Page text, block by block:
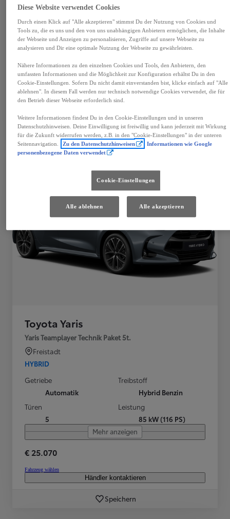
Automatik
Benzin
Türen
5
Leistung
164 kW (223 PS)
Mehr anzeigen
€ 39.990
Fahrzeug wählen
Speichern
Toyota Yaris
Yaris Teamplayer Technik Paket 5t.
Freistadt
HYBRID
Getriebe
Automatik
Treibstoff
Hybrid Benzin
Türen
5
Leistung
85 kW (116 PS)
Mehr anzeigen
€ 25.070
Fahrzeug wählen
Händler kontaktieren
Speichern
Diese Website verwendet Cookies
Durch einen Klick auf "Alle akzeptieren" stimmst Du der Nutzung von Cookies und
Tools zu, die es uns und den von uns unabhängigen Anbietern ermöglichen, die Inhalte
der Webseite und Anzeigen zu personalisieren, Zugriffe auf unsere Webseite zu
analysieren und Dir eine optimale Nutzung der Webseite zu gewährleisten.
Nähere Informationen zu den einzelnen Cookies und Tools, den Anbietern, den
umfassten Informationen und die Möglichkeit zur Konfiguration erhältst Du in den
Cookie-Einstellungen. Sofern Du nicht damit einverstanden bist, klicke einfach auf "Alle
ablehnen". In diesem Fall werden nur technisch notwendige Cookies verwendet, die für
den Betrieb dieser Webseite erforderlich sind.
Weitere Informationen findest Du in den Cookie-Einstellungen und in unseren
Datenschutzhinweisen. Deine Einwilligung ist freiwillig und kann jederzeit mit Wirkung
für die Zukunft widerrufen werden, z.B. in den "Cookie-Einstellungen" in der unteren
Seitennavigation.
Zu den Datenschutzhinweisen
Informationen wie Google
personenbezogene Daten verwendet
Cookie-Einstellungen
Alle ablehnen Alle akzeptieren